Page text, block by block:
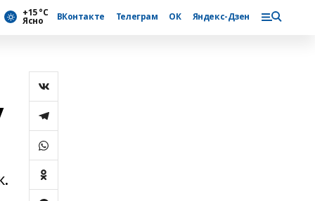
+15 °С
Ясно ВКонтакте Телеграм ОК Яндекс-Дзен